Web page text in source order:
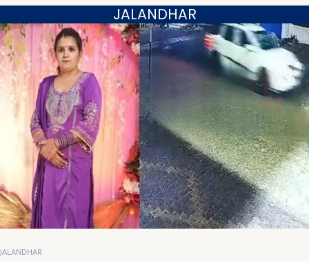
JALANDHAR
JALANDHAR